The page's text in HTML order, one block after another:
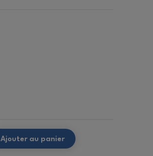
Ajouter au panier